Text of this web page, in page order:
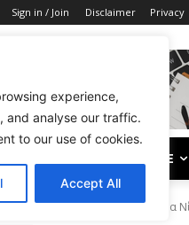
experience,
and analyse our traffic.
to our use of cookies.
Accept All
Sign in / Join Disclaimer Privacy
LIFE
Αργυρός για Αλεξάνδρα